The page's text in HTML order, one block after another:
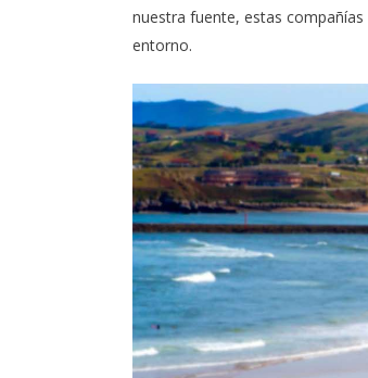
nuestra fuente, estas
entorno.